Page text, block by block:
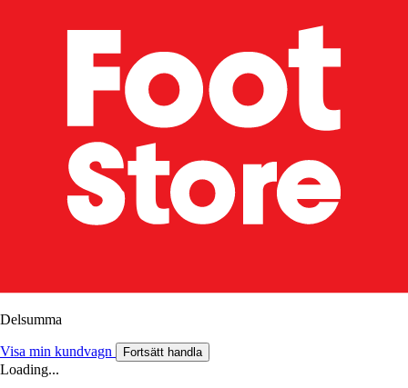
Delsumma
Visa min kundvagn Fortsätt handla
Loading...